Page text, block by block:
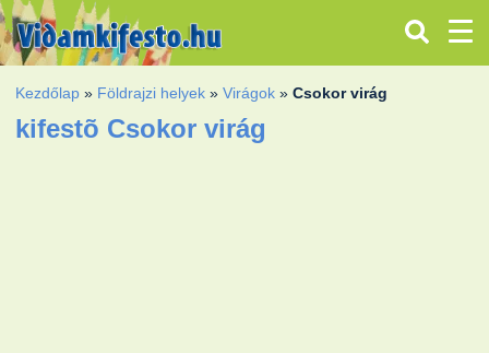
Kezdőlap » Földrajzi helyek »Virágok »Csokor virág
kifestõ Csokor virág